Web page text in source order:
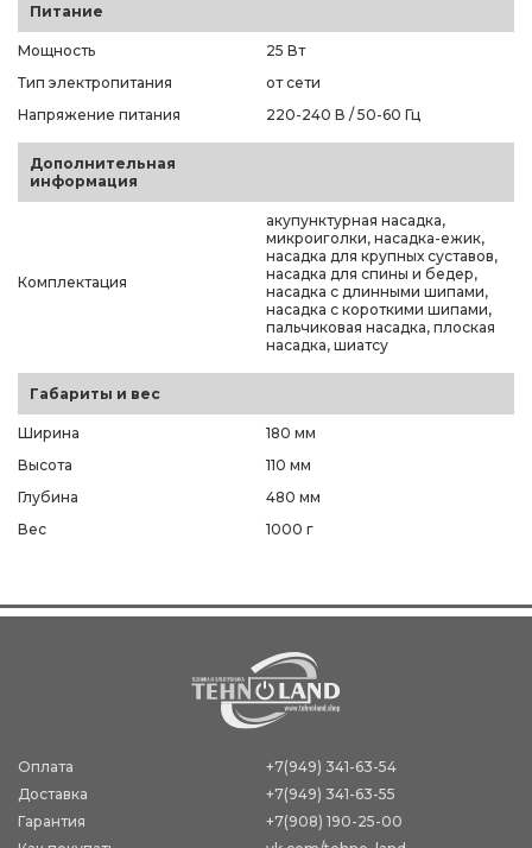
Питание
Мощность
25 Вт
Тип электропитания
от сети
Напряжение питания
220-240 В / 50-60 Гц
Дополнительная
информация
Комплектация
акупунктурная насадка,
микроиголки, насадка-ежик,
насадка для крупных суставов,
насадка для спины и бедер,
насадка с длинными шипами,
насадка с короткими шипами,
пальчиковая насадка, плоская
насадка, шиатсу
Габариты и вес
Ширина
180 мм
Высота
110 мм
Глубина
480 мм
Вес
1000 г
Оплата
Доставка
Гарантия
+7(949) 341-63-54
+7(949) 341-63-55
+7(908) 190-25-00